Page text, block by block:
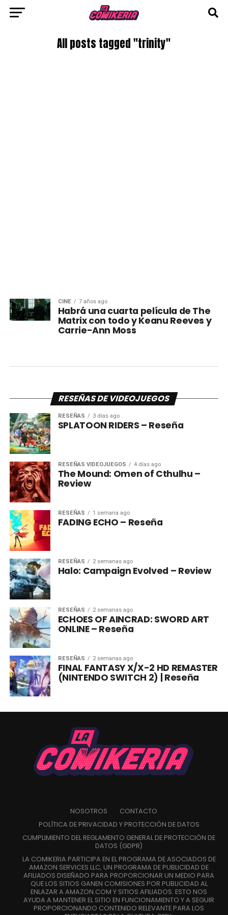
All posts tagged "trinity"
CINE 7 años ago
Habrá una cuarta película de The
Matrix con todo y Keanu Reeves y
Carrie-Ann Moss
RESEÑAS DE VIDEOJUEGOS
RESEÑAS 3 días ago
SPLATOON RIDERS – Reseña
RESEÑAS VIDEOJUEGOS 4 días ago
The Mound: Omen of Cthulhu –
Review
RESEÑAS 1 semana ago
FADING ECHO – Reseña
RESEÑAS 2 semanas ago
Halo: Campaign Evolved – Review
RESEÑAS 2 semanas ago
ECHOES OF AINCRAD: SWORD ART
ONLINE – Reseña
RESEÑAS 2 semanas ago
FINAL FANTASY X/X-2 HD REMASTER
(NINTENDO SWITCH 2) | Reseña
NOSOTROS
CONTACTO
POLÍTICA DE PRIVACIDAD Y PROTECCIÓN DE DATOS
CUMPLIMIENTO DEL REGLAMENTO GENERAL DE PROTECCIÓN DE
DATOS (GDPR)
LA COMIKERIA PARTICIPA EN EL PROGRAMA DE ASOCIADOS DE
AMAZON SERVICES LLC, UN PROGRAMA DE PUBLICIDAD DE
AFILIADOS DISEÑADO PARA PROPORCIONAR UN MEDIO PARA
QUE LOS SITIOS GANEN COMISIONES POR PUBLICIDAD AL
ENLAZAR A AMAZON.COM Y SITIOS AFILIADOS. ESTO NOS
AYUDA A MANTENER EL SITIO EN FUNCIONAMIENTO Y A SEGUIR
PROPORCIONANDO CONTENIDO RELEVANTE PARA LOS